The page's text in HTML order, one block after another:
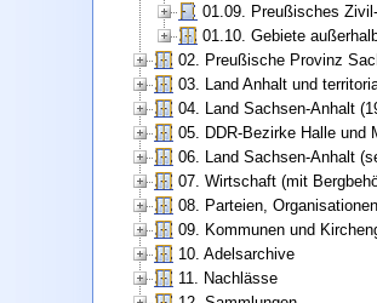
01.09. Preußisches
01.10. Gebiete
02. Preußische Provinz
03. Land Anhalt und
04. Land Sachsen-Anhalt
05. DDR-Bezirke Halle und
06. Land Sachsen-Anhalt
07. Wirtschaft (mit
08. Parteien,
09. Kommunen und
10. Adelsarchive
11. Nachlässe